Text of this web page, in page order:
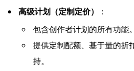
高级计划（定制定价）
：
包含创作者计划的所有功能。
提供定制配额、基于量的折
持。